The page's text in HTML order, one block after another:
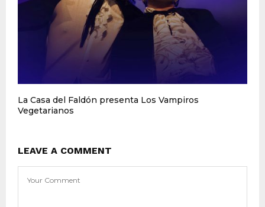
La Casa del Faldón presenta Los Vampiros
Vegetarianos
LEAVE A COMMENT